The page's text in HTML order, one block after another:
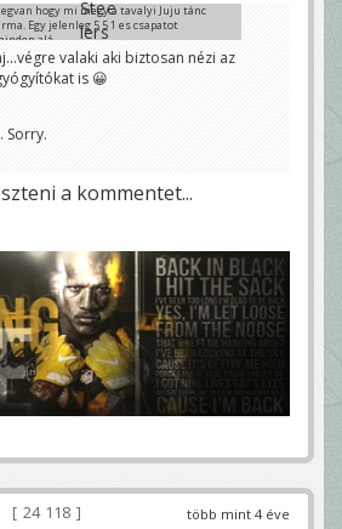
hogy mi megy a tavalyi Juju tánc
Egy jelenleg 5 5 1 es csapatot
alá
valaki aki biztosan nézi az
is 😀
Sorry.
a kommentet...
több mint 4 éve
24 118